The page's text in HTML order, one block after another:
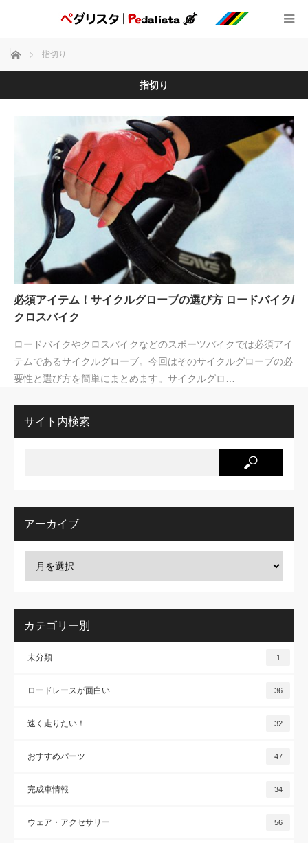
ホーム 指切り
指切り
必須アイテム！サイクルグローブの選び方 ロードバイク/
クロスバイク
ロードバイクやクロスバイクなどのスポーツバイクでは必須アイ
テムであるサイクルグローブ。今回はそのサイクルグローブの必
要性と選び方を簡単にまとめます。サイクルグロ…
サイト内検索
アーカイブ
カテゴリー別
未分類 1
ロードレースが面白い 36
速く走りたい！ 32
おすすめパーツ 47
完成車情報 34
ウェア・アクセサリー 56